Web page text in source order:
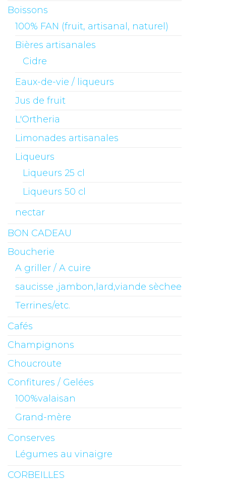
Boissons
100% FAN (fruit, artisanal, naturel)
Bières artisanales
Cidre
Eaux-de-vie / liqueurs
Jus de fruit
L'Ortheria
Limonades artisanales
Liqueurs
Liqueurs 25 cl
Liqueurs 50 cl
nectar
BON CADEAU
Boucherie
A griller / A cuire
saucisse ,jambon,lard,viande sèchee
Terrines/etc.
Cafés
Champignons
Choucroute
Confitures / Gelées
100%valaisan
Grand-mère
Conserves
Légumes au vinaigre
CORBEILLES